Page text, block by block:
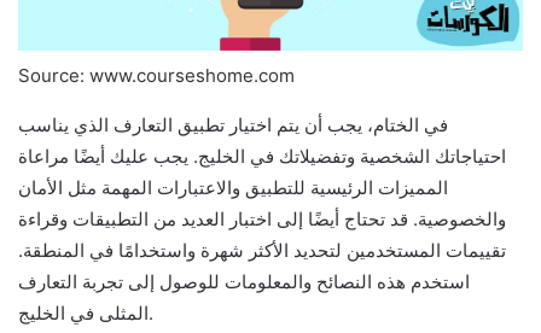
Source: www.courseshome.com
في الختام، يجب أن يتم اختيار تطبيق التعارف الذي يناسب
احتياجاتك الشخصية وتفضيلاتك في الخليج. يجب عليك أيضًا مراعاة
المميزات الرئيسية للتطبيق والاعتبارات المهمة مثل الأمان
والخصوصية. قد تحتاج أيضًا إلى اختبار العديد من التطبيقات وقراءة
تقييمات المستخدمين لتحديد الأكثر شهرة واستخدامًا في المنطقة.
استخدم هذه النصائح والمعلومات للوصول إلى تجربة التعارف
المثلى في الخليج.